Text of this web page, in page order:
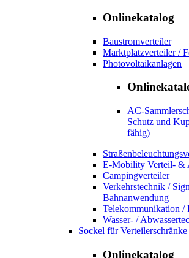
Onlinekatalog
Baustromverteiler
Marktplatzverteiler /
Photovoltaikanlagen
AC-
Schutz und
fähig)
E-Mobility Verteil- &
Campingverteiler
Verkehrstechnik /
Bahnanwendung
Telekommunikation /
Wasser- /
Sockel für Verteilerschränke
Onlinekatalog